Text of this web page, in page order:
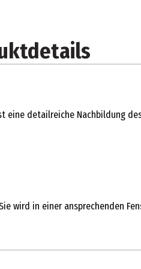
eine detailreiche Nachbildung
wird in einer ansprechenden